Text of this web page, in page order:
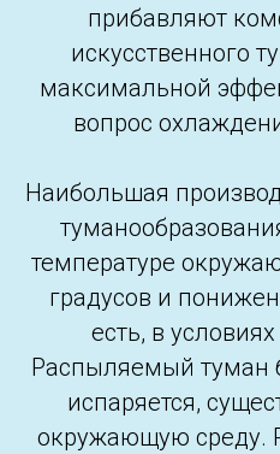
прибавляют
искусственного
максимальной
вопрос
Наибольшая
температуре
градусов и
есть, в
Распыляемый туман
испаряется,
окружающую среду.